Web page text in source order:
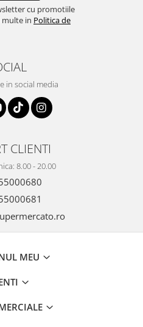
cu promotiile
multe in Politica de
in social media
CLIENTI
8.00 - 20.00
MEU